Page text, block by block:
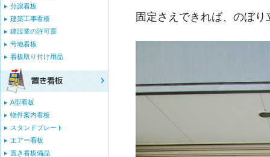
固定さえできれば、のぼ
分譲看板
建築工事看板
建設業の許可票
号地看板
看板取り付け用品
A型看板
物件案内看板
スタンドプレート
エアー看板
置き看板備品